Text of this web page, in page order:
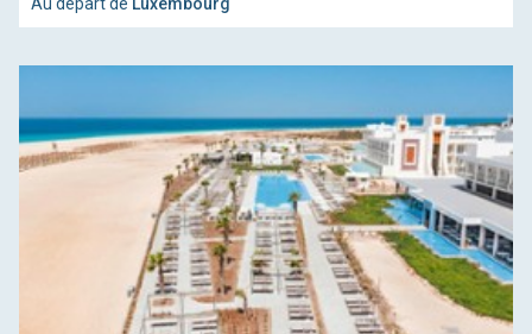
Au départ de Luxembourg